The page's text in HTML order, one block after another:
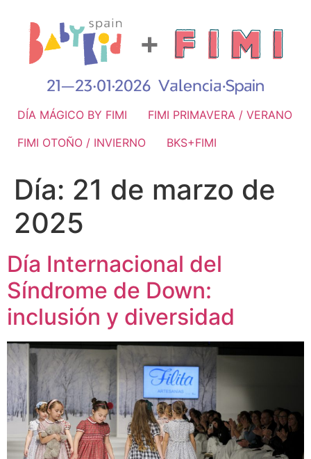
DÍA MÁGICO BY FIMI
FIMI PRIMAVERA / VERANO
FIMI OTOÑO / INVIERNO
BKS+FIMI
Día: 21 de marzo de
2025
Día Internacional del
Síndrome de Down:
inclusión y diversidad